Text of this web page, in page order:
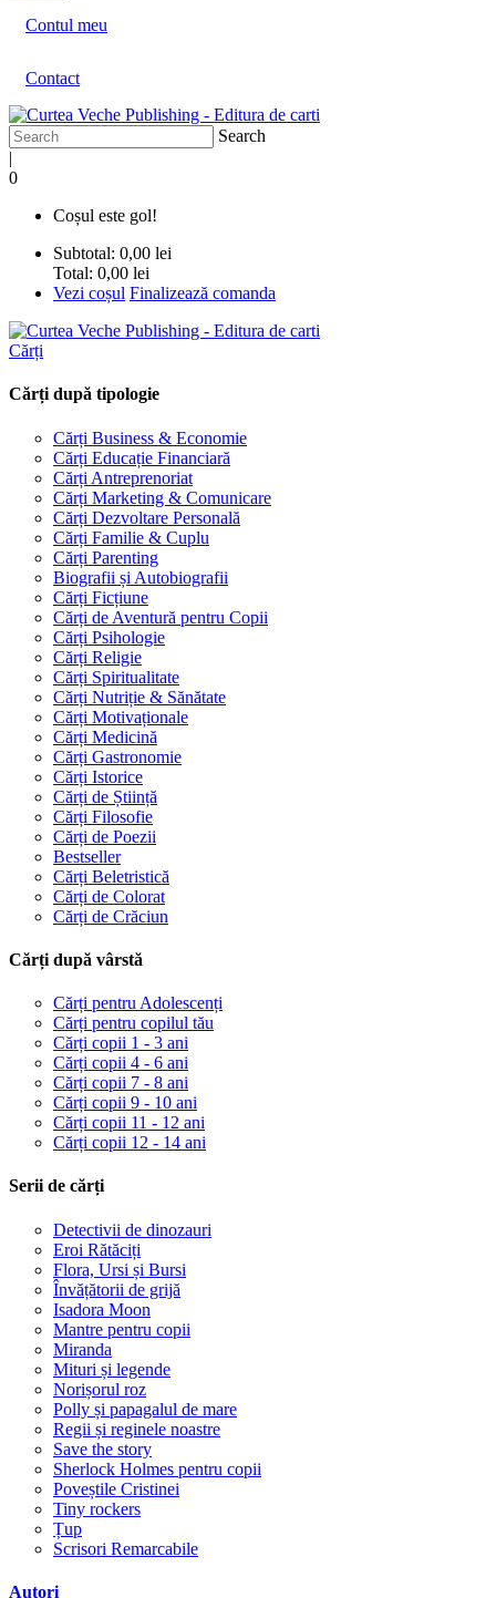
Contul meu
Contact
Search
|
0
Coșul este gol!
Subtotal: 0,00 lei
Total: 0,00 lei
Vezi coșul Finalizează comanda
Cărți
Cărți după tipologie
Cărți Business & Economie
Cărți Educație Financiară
Cărți Antreprenoriat
Cărți Marketing & Comunicare
Cărți Dezvoltare Personală
Cărți Familie & Cuplu
Cărți Parenting
Biografii și Autobiografii
Cărți Ficțiune
Cărți de Aventură pentru Copii
Cărți Psihologie
Cărți Religie
Cărți Spiritualitate
Cărți Nutriție & Sănătate
Cărți Motivaționale
Cărți Medicină
Cărți Gastronomie
Cărți Istorice
Cărți de Știință
Cărți Filosofie
Cărți de Poezii
Bestseller
Cărți Beletristică
Cărți de Colorat
Cărți de Crăciun
Cărți după vârstă
Cărți pentru Adolescenți
Cărți pentru copilul tău
Cărți copii 1 - 3 ani
Cărți copii 4 - 6 ani
Cărți copii 7 - 8 ani
Cărți copii 9 - 10 ani
Cărți copii 11 - 12 ani
Cărți copii 12 - 14 ani
Serii de cărți
Detectivii de dinozauri
Eroi Rătăciți
Flora, Ursi și Bursi
Învățătorii de grijă
Isadora Moon
Mantre pentru copii
Miranda
Mituri și legende
Norișorul roz
Polly și papagalul de mare
Regii și reginele noastre
Save the story
Sherlock Holmes pentru copii
Poveștile Cristinei
Tiny rockers
Țup
Scrisori Remarcabile
Autori